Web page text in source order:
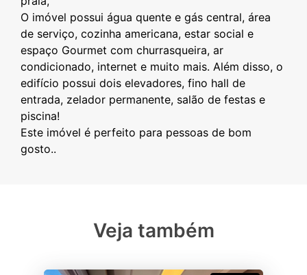
O imóvel possui água quente e gás central, área
de serviço, cozinha americana, estar social e
espaço Gourmet com churrasqueira, ar
condicionado, internet e muito mais. Além disso, o
edifício possui dois elevadores, fino hall de
entrada, zelador permanente, salão de festas e
piscina!
Este imóvel é perfeito para pessoas de bom
Veja também